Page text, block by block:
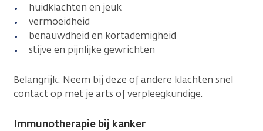
huidklachten en jeuk
vermoeidheid
benauwdheid en kortademigheid
stijve en pijnlijke gewrichten
Belangrijk: Neem bij deze of andere klachten snel
contact op met je arts of verpleegkundige.
Immunotherapie bij kanker